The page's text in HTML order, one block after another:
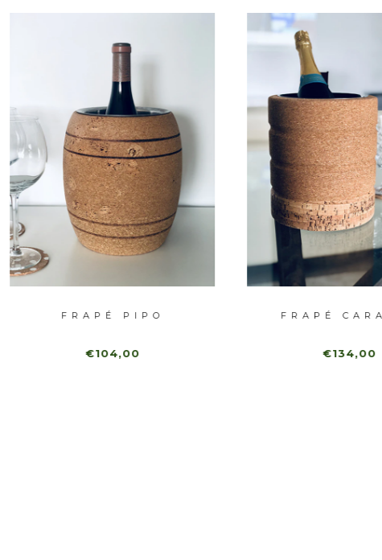
FRAPÉ PIPO
€104,00
FRAPÉ CARACAS
€134,00